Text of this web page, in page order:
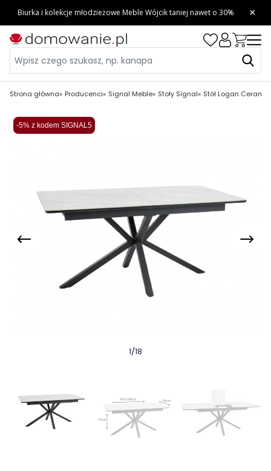
Strona główna Producenci Signal Meble Stoły Signal Stół Logan
-5% z kodem SIGNAL5
1/18